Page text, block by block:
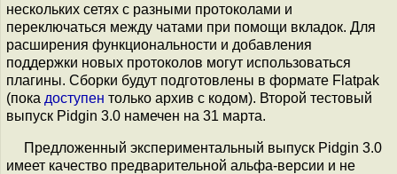
нескольких сетях с разными протоколами и
переключаться между чатами при помощи вкладок. Для
расширения функциональности и добавления
поддержки новых протоколов могут использоваться
плагины. Сборки будут подготовлены в формате Flatpak
(пока доступен только архив с кодом). Второй тестовый
выпуск Pidgin 3.0 намечен на 31 марта.
Предложенный экспериментальный выпуск Pidgin 3.0
имеет качество предварительной альфа-версии и не